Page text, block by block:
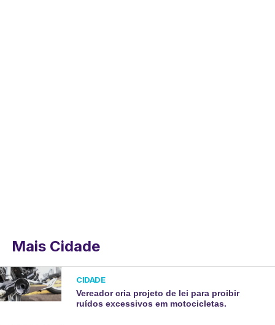
Mais Cidade
CIDADE
Vereador cria projeto de lei para proibir
ruídos excessivos em motocicletas.